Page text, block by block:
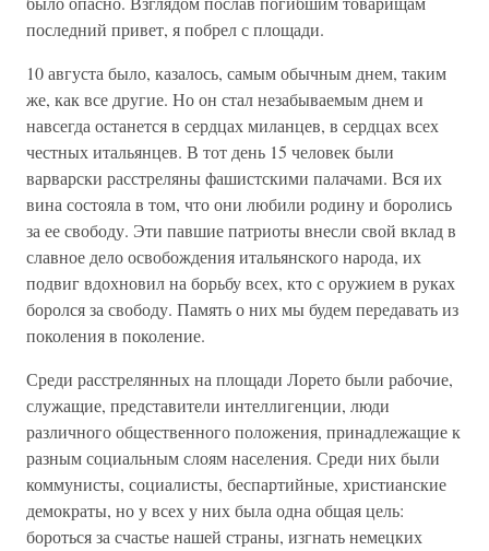
последний привет, я побрел с площади.
10 августа было, казалось, самым обычным днем, таким
же, как все другие. Но он стал незабываемым днем и
навсегда останется в сердцах миланцев, в сердцах всех
честных итальянцев. В тот день 15 человек были
варварски расстреляны фашистскими палачами. Вся их
вина состояла в том, что они любили родину и боролись
за ее свободу. Эти павшие патриоты внесли свой вклад в
славное дело освобождения итальянского народа, их
подвиг вдохновил на борьбу всех, кто с оружием в руках
боролся за свободу. Память о них мы будем передавать из
поколения в поколение.
Среди расстрелянных на площади Лорето были рабочие,
служащие, представители интеллигенции, люди
различного общественного положения, принадлежащие к
разным социальным слоям населения. Среди них были
коммунисты, социалисты, беспартийные, христианские
демократы, но у всех у них была одна общая цель:
бороться за счастье нашей страны, изгнать немецких